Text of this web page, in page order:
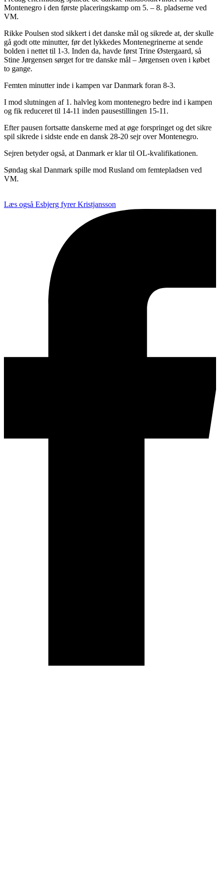
Montenegro i den første placeringskamp om 5. – 8. pladserne ved
VM.
Rikke Poulsen stod sikkert i det danske mål og sikrede at, der skulle
gå godt otte minutter, før det lykkedes Montenegrinerne at sende
bolden i nettet til 1-3. Inden da, havde først Trine Østergaard, så
Stine Jørgensen sørget for tre danske mål – Jørgensen oven i købet
to gange.
Femten minutter inde i kampen var Danmark foran 8-3.
I mod slutningen af 1. halvleg kom montenegro bedre ind i kampen
og fik reduceret til 14-11 inden pausestillingen 15-11.
Efter pausen fortsatte danskerne med at øge forspringet og det sikre
spil sikrede i sidste ende en dansk 28-20 sejr over Montenegro.
Sejren betyder også, at Danmark er klar til OL-kvalifikationen.
Søndag skal Danmark spille mod Rusland om femtepladsen ved
VM.
Læs også Esbjerg fyrer Kristjansson